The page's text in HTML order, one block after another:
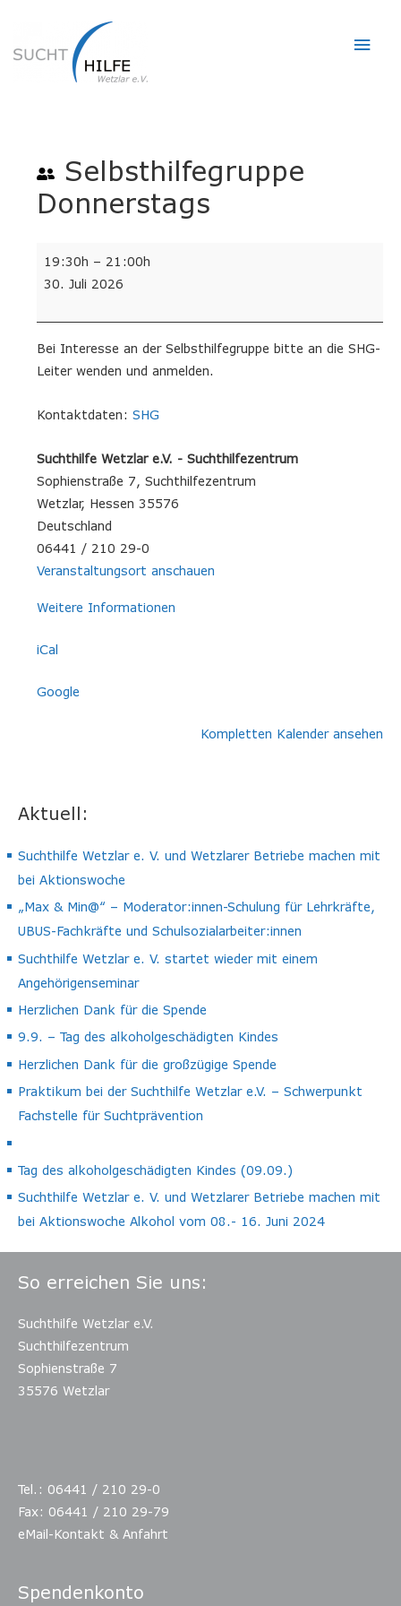
Selbsthilfegruppe
Donnerstags
Selbsthilfegruppe
Donnerstags
19:30h – 21:00h
30. Juli 2026
Bei Interesse an der Selbsthilfegruppe bitte an die SHG-
Leiter wenden und anmelden.
Kontaktdaten: SHG
Suchthilfe Wetzlar e.V. - Suchthilfezentrum
Sophienstraße 7
Suchthilfezentrum
Wetzlar, Hessen 35576
Deutschland
06441 / 210 29-0
Veranstaltungsort anschauen
Weitere Informationen
iCal
Google
Kompletten Kalender ansehen
Aktuell:
Suchthilfe Wetzlar e. V. und Wetzlarer Betriebe machen mit
bei Aktionswoche
„Max & Min@“ – Moderator:innen-Schulung für Lehrkräfte,
UBUS-Fachkräfte und Schulsozialarbeiter:innen
Suchthilfe Wetzlar e. V. startet wieder mit einem
Angehörigenseminar
Herzlichen Dank für die Spende
9.9. – Tag des alkoholgeschädigten Kindes
Herzlichen Dank für die großzügige Spende
Praktikum bei der Suchthilfe Wetzlar e.V. – Schwerpunkt
Fachstelle für Suchtprävention
Tag des alkoholgeschädigten Kindes (09.09.)
Suchthilfe Wetzlar e. V. und Wetzlarer Betriebe machen mit
bei Aktionswoche Alkohol vom 08.- 16. Juni 2024
So erreichen Sie uns:
Suchthilfe Wetzlar e.V.
Suchthilfezentrum
Sophienstraße 7
35576 Wetzlar
Tel.: 06441 / 210 29-0
Fax: 06441 / 210 29-79
eMail-Kontakt & Anfahrt
Spendenkonto